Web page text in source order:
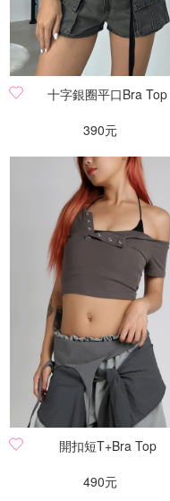
十字銀圈平口Bra Top
390元
開扣短T+Bra Top
490元